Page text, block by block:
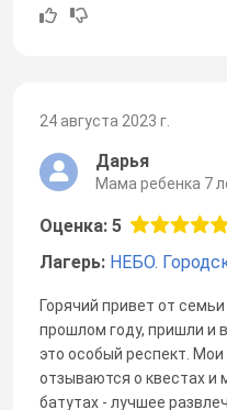
24 августа 2023 г.
Дарья
Мама ребенка 7
Оценка: 5
Лагерь: НЕБО.
Горячий привет от
прошлом году, пришли и
это особый респект.
отзываются о квестах и
батутах - лучшее